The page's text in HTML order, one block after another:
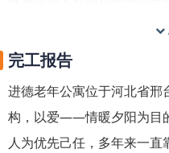
院，一直心高气傲的他这
经过修女们对他的祈祷、陪
的老人讲感恩的生活，带给
完工报告
进德老年公寓位于河北省
构，以爱——情暖夕阳为目
人为优先己任，多年来一